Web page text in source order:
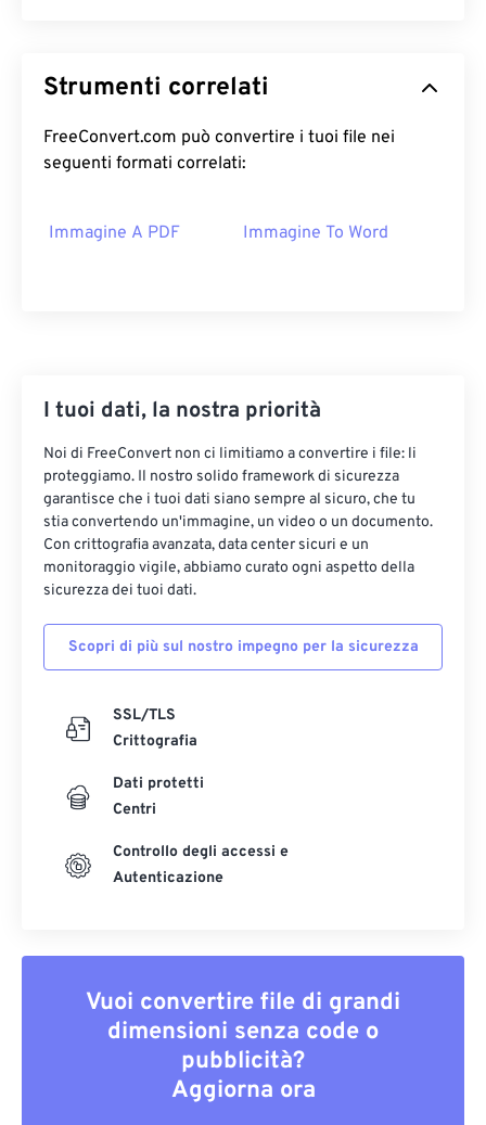
Strumenti correlati
FreeConvert.com può convertire i tuoi file nei
seguenti formati correlati:
Immagine A PDF Immagine To Word
I tuoi dati, la nostra priorità
Noi di FreeConvert non ci limitiamo a convertire i file: li
proteggiamo. Il nostro solido framework di sicurezza
garantisce che i tuoi dati siano sempre al sicuro, che tu
stia convertendo un'immagine, un video o un documento.
Con crittografia avanzata, data center sicuri e un
monitoraggio vigile, abbiamo curato ogni aspetto della
sicurezza dei tuoi dati.
Scopri di più sul nostro impegno per la sicurezza
SSL/TLS
Crittografia
Dati protetti
Centri
Controllo degli accessi e
Autenticazione
Vuoi convertire file di grandi
dimensioni senza code o
pubblicità?
Aggiorna ora